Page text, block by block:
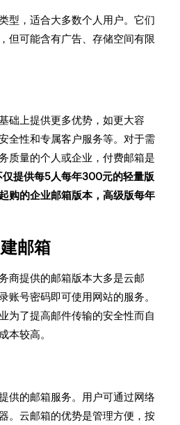
型，适合大多数个人用户。它们
但可能含有广告、存储空间有限
础上提供更多优势，如更大容
全性和专属客户服务等。对于需
质量的个人或企业，付费邮箱是
提供每5人每年300元的轻量版
购的企业邮箱版本，高级版每年
邮箱
商提供的邮箱版本大多是云邮
账号密码即可使用网站的服务。
为了提高邮件传输的安全性而自
本较高。
供的邮箱服务。用户可通过网络
。云邮箱的优势是管理方便，按